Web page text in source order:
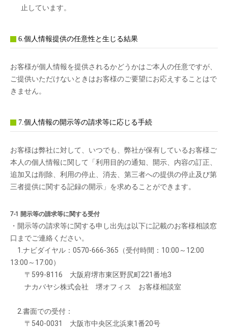
止しています。
6.個人情報提供の任意性と生じる結果
お客様が個人情報を提供されるかどうかはご本人の任意ですが、
ご提供いただけないときはお客様のご要望にお応えすることはで
きません。
7.個人情報の開示等の請求等に応じる手続
お客様は弊社に対して、いつでも、弊社が保有しているお客様ご
本人の個人情報に関して「利用目的の通知、開示、内容の訂正、
追加又は削除、利用の停止、消去、第三者への提供の停止及び第
三者提供に関する記録の開示」を求めることができます。
7-1 開示等の請求等に関する受付
・開示等の請求等に関する申し出先は以下に記載のお客様相談窓
口までご連絡ください。
1.ナビダイヤル：0570-666-365（受付時間：10:00～12:00
13:00～17:00）
〒599-8116 大阪府堺市東区野尻町221番地3
ナカバヤシ株式会社 堺オフィス お客様相談室
2.書面での受付：
〒540-0031 大阪市中央区北浜東1番20号